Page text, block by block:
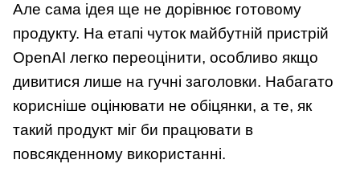
Але сама ідея ще не дорівнює готовому
продукту. На етапі чуток майбутній пристрій
OpenAI легко переоцінити, особливо якщо
дивитися лише на гучні заголовки. Набагато
корисніше оцінювати не обіцянки, а те, як
такий продукт міг би працювати в
повсякденному використанні.